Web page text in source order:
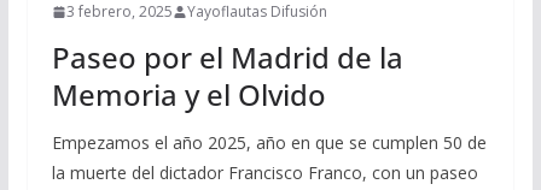
3 febrero, 2025 Yayoflautas Difusión
Paseo por el Madrid de la
Memoria y el Olvido
Empezamos el año 2025, año en que se cumplen 50 de
la muerte del dictador Francisco Franco, con un paseo